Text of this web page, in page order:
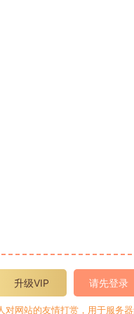
升级VIP 请先登录
对网站的友情打赏，用于服务